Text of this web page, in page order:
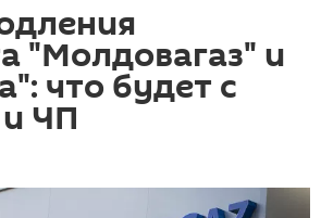
"Молдовагаз" и
что будет с
ЧП